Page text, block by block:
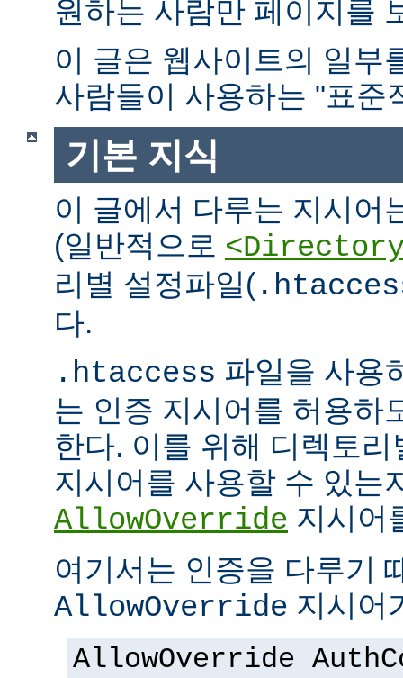
원하는 사람만 페이지를
이 글은 웹사이트의 일부
사람들이 사용하는 "표준
기본 지식
이 글에서 다루는 지시어
(일반적으로
리별 설정파일(
다.
.htaccess 파일을 사용
는 인증 지시어를 허용하
한다. 이를 위해 디렉토
지시어를 사용할 수 있는
AllowOverride 지시어
여기서는 인증을 다루기
AllowOverride 지시어
AllowOverride